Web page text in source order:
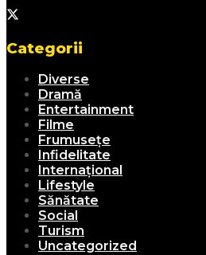
Categorii
Diverse
Dramă
Entertainment
Filme
Frumusețe
Infidelitate
Internațional
Lifestyle
Sănătate
Social
Turism
Uncategorized